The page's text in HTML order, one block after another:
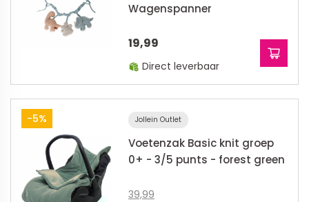
Wagenspanner
19,99
Direct leverbaar
-5% Jollein Outlet
Voetenzak Basic knit groep
0+ - 3/5 punts - forest green
39,99